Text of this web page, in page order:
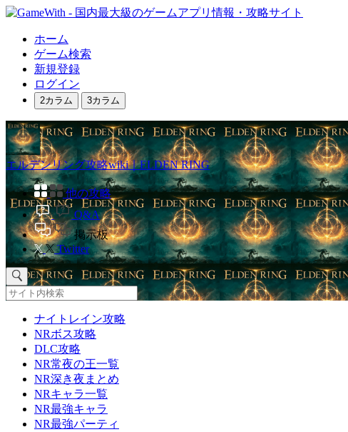
ホーム
ゲーム検索
新規登録
ログイン
2カラム 3カラム
エルデンリング攻略wiki｜ELDEN RING
他の攻略
Q&A
掲示板
Twitter
ナイトレイン攻略
NRボス攻略
DLC攻略
NR常夜の王一覧
NR深き夜まとめ
NRキャラ一覧
NR最強キャラ
NR最強パーティ